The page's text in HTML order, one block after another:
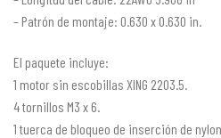
– Patrón de montaje: 0.630 x 0.630 in.
El paquete incluye:
1 motor sin escobillas XING 2203.5.
4 tornillos M3 x 6.
1 tuerca de bloqueo de inserción de